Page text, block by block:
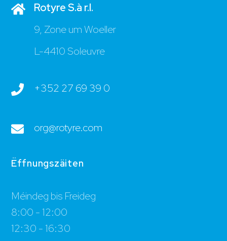
Rotyre S.à r.l.
9, Zone um Woeller
L-4410 Soleuvre
+352 27 69 39 0
org@rotyre.com
Ëffnungszäiten
Méindeg bis Freideg
8:00 - 12:00
12:30 - 16:30